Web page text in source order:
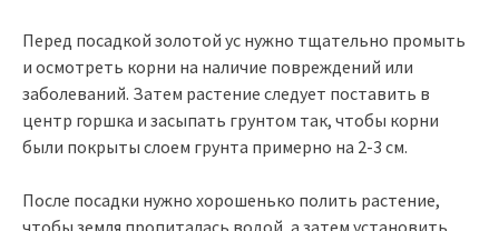
Перед посадкой золотой ус нужно тщательно промыть
и осмотреть корни на наличие повреждений или
заболеваний. Затем растение следует поставить в
центр горшка и засыпать грунтом так, чтобы корни
были покрыты слоем грунта примерно на 2-3 см.
После посадки нужно хорошенько полить растение,